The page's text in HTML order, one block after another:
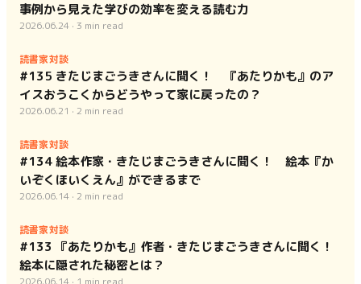
事例から見えた学びの効率を変える読む力
2026.06.24 · 3 min read
読書家対談
#135 きたじまごうきさんに聞く！ 『あたりかも』のア
イスおうこくからどうやって家に戻ったの？
2026.06.21 · 2 min read
読書家対談
#134 絵本作家・きたじまごうきさんに聞く！ 絵本『か
いぞくほいくえん』ができるまで
2026.06.14 · 2 min read
読書家対談
#133 『あたりかも』作者・きたじまごうきさんに聞く！
絵本に隠された秘密とは？
2026.06.14 · 1 min read